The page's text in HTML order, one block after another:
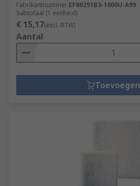
Fabrikantnummer EF80251B3-1000U-A99
Subtotaal (1 eenheid)
€ 15,17(excl. BTW)
Aantal
Toevoegen